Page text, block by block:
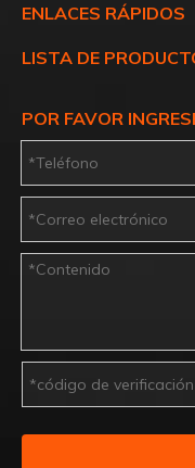
ENLACES RÁPIDOS
LISTA DE
POR FAVOR